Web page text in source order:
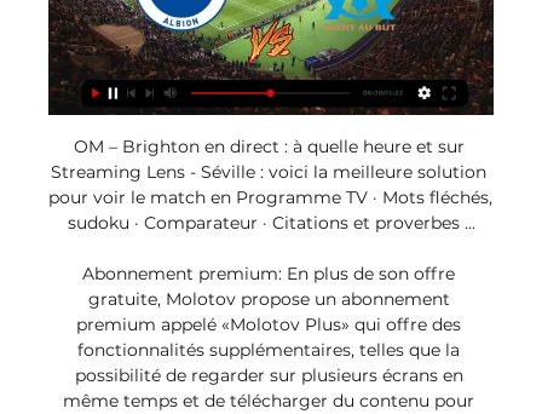
OM – Brighton en direct : à quelle heure et sur
Streaming Lens - Séville : voici la meilleure solution
pour voir le match en Programme TV · Mots fléchés,
sudoku · Comparateur · Citations et proverbes ...
Abonnement premium: En plus de son offre
gratuite, Molotov propose un abonnement
premium appelé «Molotov Plus» qui offre des
fonctionnalités supplémentaires, telles que la
possibilité de regarder sur plusieurs écrans en
même temps et de télécharger du contenu pour